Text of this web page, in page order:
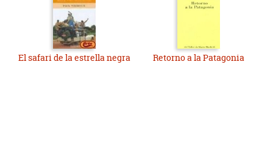
El safari de la estrella negra Retorno a la Patagonia